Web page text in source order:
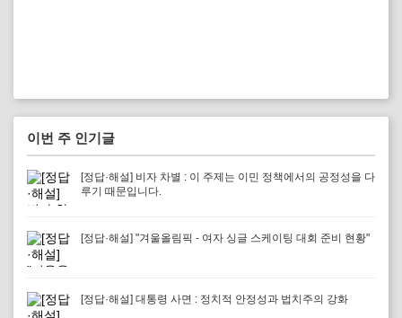
이번 주 인기글
[정답·해설] 비자 차별 : 이 주제는 이민 정책에서의 공정성을 다
루기 때문입니다.
[정답·해설] "겨울올림픽 - 여자 싱글 스케이팅 대회 준비 현황"
[정답·해설] 대통령 사면 : 정치적 안정성과 법치주의 강화